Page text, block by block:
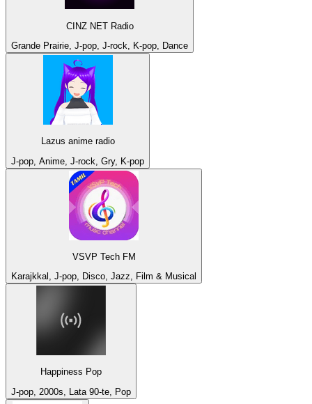
CINZ NET Radio
Grande Prairie, J-pop, J-rock, K-pop, Dance
Lazus anime radio
J-pop, Anime, J-rock, Gry, K-pop
VSVP Tech FM
Karajkkal, J-pop, Disco, Jazz, Film & Musical
Happiness Pop
J-pop, 2000s, Lata 90-te, Pop